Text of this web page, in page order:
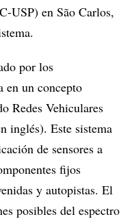
USP) en São Carlos,
por los
en un concepto
Redes Vehiculares
inglés). Este sistema
de sensores a
fijos
y autopistas. El
posibles del espectro